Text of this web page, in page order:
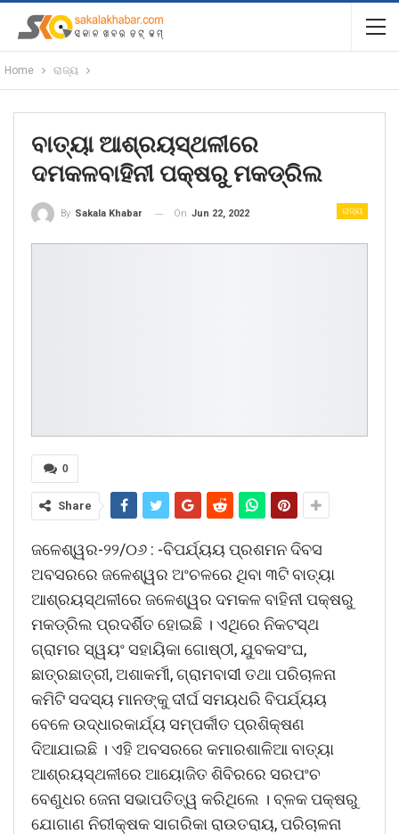
Home ରାଜ୍ୟ
ବାତ୍ୟା ଆଶ୍ରୟସ୍ଥଳୀରେ
ଦମକଳବାହିନୀ ପକ୍ଷରୁ ମକଡ୍ରିଲ
ରାଜ୍ୟ
By Sakala Khabar On Jun 22, 2022
0
Share
ଜଳେଶ୍ୱର-୨୨/୦୬ : -ବିପର୍ଯ୍ୟୟ ପ୍ରଶମନ ଦିବସ
ଅବସରରେ ଜଳେଶ୍ୱର ଅଂଚଳରେ ଥିବା ୩ଟି ବାତ୍ୟା
ଆଶ୍ରୟସ୍ଥଳୀରେ ଜଳେଶ୍ୱର ଦମକଳ ବାହିନୀ ପକ୍ଷରୁ
ମକଡ୍ରିଲ ପ୍ରଦର୍ଶିତ ହୋଇଛି । ଏଥିରେ ନିକଟସ୍ଥ
ଗ୍ରାମର ସ୍ୱୟଂ ସହାୟିକା ଗୋଷ୍ଠୀ, ଯୁବକସଂଘ,
ଛାତ୍ରଛାତ୍ରୀ, ଅଶାକର୍ମୀ, ଗ୍ରାମବାସୀ ତଥା ପରିଚାଳନା
କମିଟି ସଦସ୍ୟ ମାନଙ୍କୁ ଦୀର୍ଘ ସମୟଧରି ବିପର୍ଯ୍ୟୟ
ବେଳେ ଉଦ୍ଧାରକାର୍ଯ୍ୟ ସମ୍ପର୍କୀତ ପ୍ରଶିକ୍ଷଣ
ଦିଆଯାଇଛି । ଏହି ଅବସରରେ କମାରଶାଳିଆ ବାତ୍ୟା
ଆଶ୍ରୟସ୍ଥଳୀରେ ଆୟୋଜିତ ଶିବିରରେ ସରପଂଚ
ବେଣୁଧର ଜେନା ସଭାପତିତ୍ୱ କରିଥିଲେ । ବ୍ଳକ ପକ୍ଷରୁ
ଯୋଗାଣ ନିରୀକ୍ଷକ ସାଗରିକା ରାଉତରାୟ, ପରିଚାଳନା